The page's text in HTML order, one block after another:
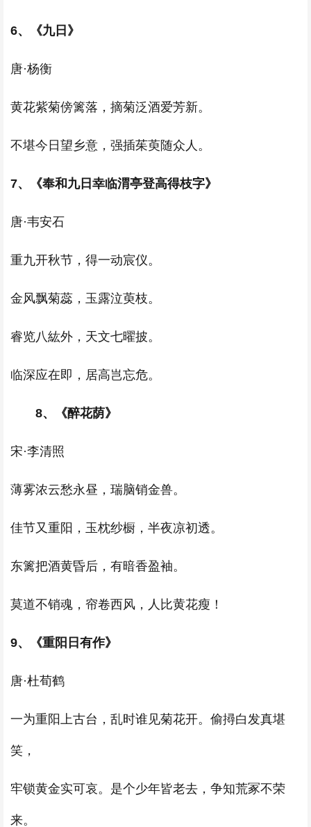
6、《九日》
唐·杨衡
黄花紫菊傍篱落，摘菊泛酒爱芳新。
不堪今日望乡意，强插茱萸随众人。
7、《奉和九日幸临渭亭登高得枝字》
唐·韦安石
重九开秋节，得一动宸仪。
金风飘菊蕊，玉露泣萸枝。
睿览八紘外，天文七曜披。
临深应在即，居高岂忘危。
8、《醉花荫》
宋·李清照
薄雾浓云愁永昼，瑞脑销金兽。
佳节又重阳，玉枕纱橱，半夜凉初透。
东篱把酒黄昏后，有暗香盈袖。
莫道不销魂，帘卷西风，人比黄花瘦！
9、《重阳日有作》
唐·杜荀鹤
一为重阳上古台，乱时谁见菊花开。偷撏白发真堪
笑，
牢锁黄金实可哀。是个少年皆老去，争知荒冢不荣
来。